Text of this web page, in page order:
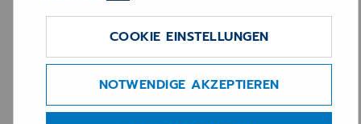
Etiketten für Dymo
38x190mm /99018
COOKIE EINSTELLUNGEN
NOTWENDIGE AKZEPTIEREN